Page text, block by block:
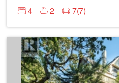
4
2 7(7)